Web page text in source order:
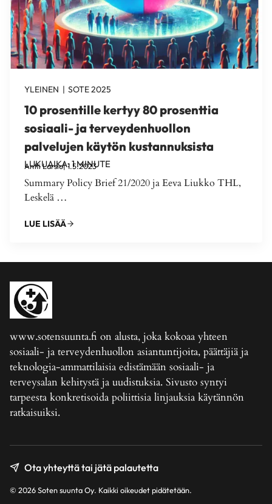
YLEINEN | SOTE 2025
10 prosentille kertyy 80 prosenttia
sosiaali- ja terveydenhuollon
palvelujen käytön kustannuksista
Antti Larsio| 1.5.2023
LUKUAIKA:1MINUTE
Summary Policy Brief 21/2020 ja Eeva Liukko THL,
Leskelä …
LUE LISÄÄ
www.sotensuunta.fi on alusta, joka kokoaa yhteen
sosiaali- ja terveydenhuollon asiantuntijoita, päättäjiä ja
teknologia-ammattilaisia edistämään sosiaali- ja
terveysalan kehitystä ja uudistuksia. Sivusto syntyi
tarpeesta konkretisoida poliittisia linjauksia käytännön
ratkaisuiksi.
Ota yhteyttä tai jätä palautetta
© 2026 Soten suunta Oy. Kaikki oikeudet pidätetään.